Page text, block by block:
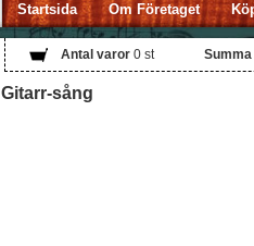
Startsida Om Företaget
Antal varor 0 st Summa
Gitarr-sång